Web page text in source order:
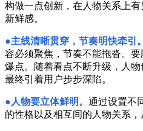
构做一点创新，在人物关系上
新鲜感。
●主线清晰贯穿，节奏明快牵引。
容必须聚焦，节奏不能拖沓。
爆点。随着看点不断升级，人物
最终引着用户步步深陷。
● 人物要立体鲜明。 通过设置不
的性格以及相互间的人物关系，